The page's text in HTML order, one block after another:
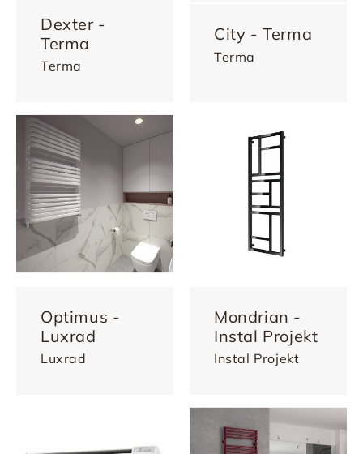
Dexter -
Terma
Terma
City - Terma
Terma
Optimus -
Luxrad
Luxrad
Mondrian -
Instal Projekt
Instal Projekt